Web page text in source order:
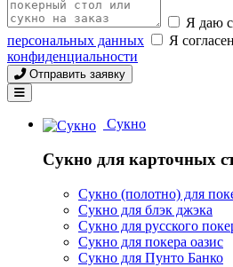
Я даю
персональных данных
Я
конфиденциальности
Отправить заявку
Сукно
Сукно для карточных
Сукно (полотно) для
Сукно для блэк джэка
Сукно для русского
Сукно для покера оазис
Сукно для Пунто Банко